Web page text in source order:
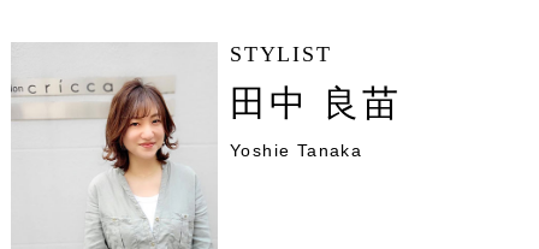
STYLIST
田中 良苗
Yoshie Tanaka